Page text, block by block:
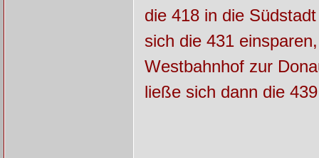
die 418 in die
sich die 431
Westbahnhof zur
ließe sich dann die